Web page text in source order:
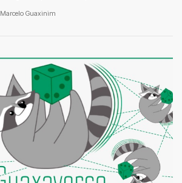
Marcelo Guaxinim